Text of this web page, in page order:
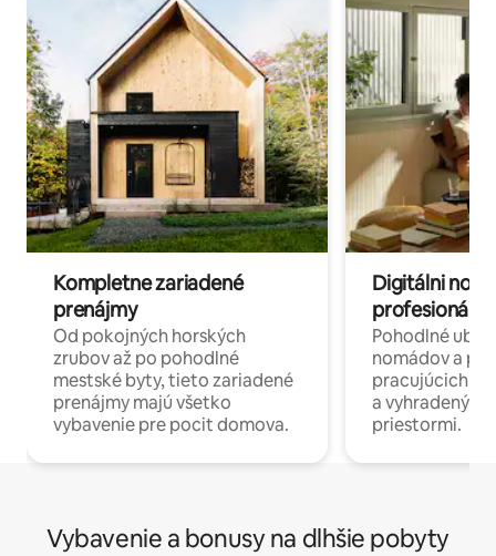
Kompletne zariadené
prenájmy
Od pokojných horských
zrubov až po pohodlné
mestské byty, tieto zariadené
prenájmy majú všetko
vybavenie pre pocit domova.
Digitálni
profesionáli
Pohodlné
nomádov a
pracujúcich
a
priestormi.
Vybavenie a bonusy na dlhšie pobyty